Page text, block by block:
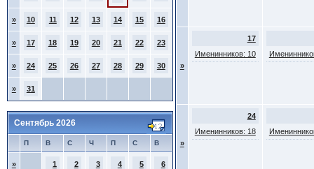
» 10 11 12 13 14 15 16
» 17 18 19 20 21 22 23
» 24 25 26 27 28 29 30
» 31
Сентябрь 2026
П В С Ч П С В
» 1 2 3 4 5 6
»
17
Именинников: 10
»
24
Именинников: 18